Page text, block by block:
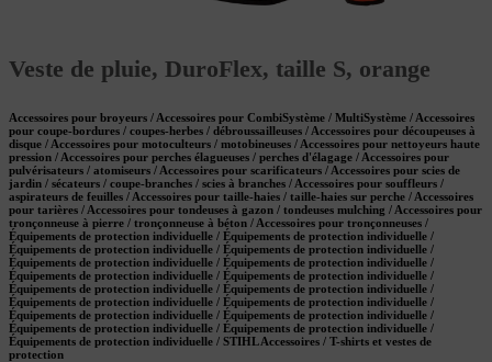
Veste de pluie, DuroFlex, taille S, orange
Accessoires pour broyeurs / Accessoires pour CombiSystème / MultiSystème / Accessoires
pour coupe-bordures / coupes-herbes / débroussailleuses / Accessoires pour découpeuses à
disque / Accessoires pour motoculteurs / motobineuses / Accessoires pour nettoyeurs haute
pression / Accessoires pour perches élagueuses / perches d'élagage / Accessoires pour
pulvérisateurs / atomiseurs / Accessoires pour scarificateurs / Accessoires pour scies de
jardin / sécateurs / coupe-branches / scies à branches / Accessoires pour souffleurs /
aspirateurs de feuilles / Accessoires pour taille-haies / taille-haies sur perche / Accessoires
pour tarières / Accessoires pour tondeuses à gazon / tondeuses mulching / Accessoires pour
tronçonneuse à pierre / tronçonneuse à béton / Accessoires pour tronçonneuses /
Équipements de protection individuelle / Équipements de protection individuelle /
Équipements de protection individuelle / Équipements de protection individuelle /
Équipements de protection individuelle / Équipements de protection individuelle /
Équipements de protection individuelle / Équipements de protection individuelle /
Équipements de protection individuelle / Équipements de protection individuelle /
Équipements de protection individuelle / Équipements de protection individuelle /
Équipements de protection individuelle / Équipements de protection individuelle /
Équipements de protection individuelle / Équipements de protection individuelle /
Équipements de protection individuelle / STIHL Accessoires / T-shirts et vestes de
protection